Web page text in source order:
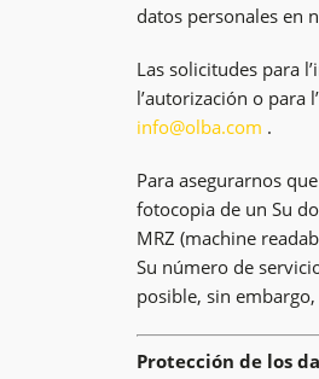
datos personales en
Las solicitudes para
l’autorización o para
info@olba.com .
Para asegurarnos
fotocopia de un Su
MRZ (machine
Su número de
posible, sin
Protección de los